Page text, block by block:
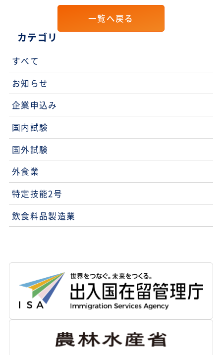
一覧へ戻る
カテゴリ
すべて
お知らせ
企業申込み
国内試験
国外試験
外食業
特定技能2号
飲食料品製造業